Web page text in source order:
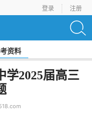
登录 注册
资料
学2025届高三